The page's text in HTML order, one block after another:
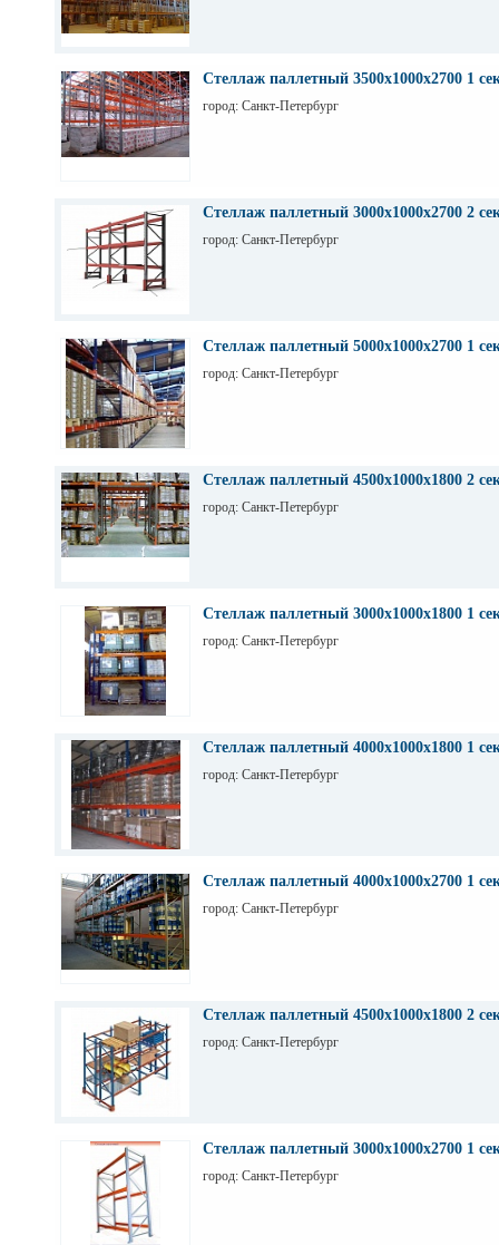
Стеллаж паллетный 3500х1000х2700 1
город: Санкт-Петербург
Стеллаж паллетный 3000х1000х2700 2
город: Санкт-Петербург
Стеллаж паллетный 5000х1000х2700 1
город: Санкт-Петербург
Стеллаж паллетный 4500х1000х1800 2
город: Санкт-Петербург
Стеллаж паллетный 3000х1000х1800 1
город: Санкт-Петербург
Стеллаж паллетный 4000х1000х1800 1
город: Санкт-Петербург
Стеллаж паллетный 4000х1000х2700 1
город: Санкт-Петербург
Стеллаж паллетный 4500х1000х1800 2
город: Санкт-Петербург
Стеллаж паллетный 3000х1000х2700 1
город: Санкт-Петербург